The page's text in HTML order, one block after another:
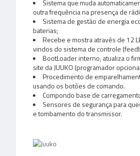
Sistema que muda
outra frequência na presença de
Sistema de gestão de energia
baterias;
Recebe e mostra através de 12
vindos do sistema de controle
BootLoader interno, atualiza o
site da JUUKO (programador
Procedimento de
usando os botões de comando.
Compondo base de
Sensores de segurança para
e tombamento do transmissor.